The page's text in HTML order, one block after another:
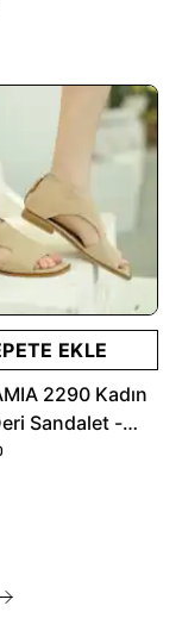
EKLE
2290 Kadın
Sandalet -